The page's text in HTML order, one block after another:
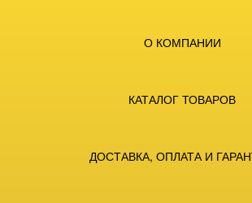
О КОМПАНИИ
КАТАЛОГ ТОВАРОВ
ДОСТАВКА, ОПЛАТА И